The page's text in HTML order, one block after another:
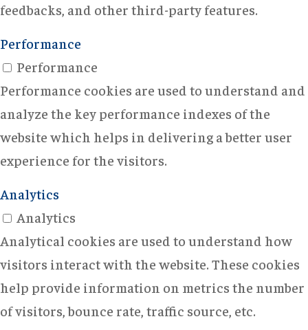
feedbacks, and other third-party features.
Performance
Performance
Performance cookies are used to understand and
analyze the key performance indexes of the
website which helps in delivering a better user
experience for the visitors.
Analytics
Analytics
Analytical cookies are used to understand how
visitors interact with the website. These cookies
help provide information on metrics the number
of visitors, bounce rate, traffic source, etc.